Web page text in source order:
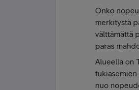
Onko
merkitystä
välttämättä
paras
Alueella on
nuo